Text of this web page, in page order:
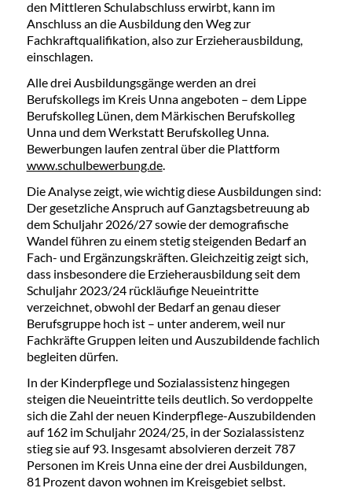
den Mittleren Schulabschluss erwirbt, kann im
Anschluss an die Ausbildung den Weg zur
Fachkraftqualifikation, also zur Erzieherausbildung,
einschlagen.
Alle drei Ausbildungsgänge werden an drei
Berufskollegs im Kreis Unna angeboten – dem Lippe
Berufskolleg Lünen, dem Märkischen Berufskolleg
Unna und dem Werkstatt Berufskolleg Unna.
Bewerbungen laufen zentral über die Plattform
www.schulbewerbung.de.
Die Analyse zeigt, wie wichtig diese Ausbildungen sind:
Der gesetzliche Anspruch auf Ganztagsbetreuung ab
dem Schuljahr 2026/27 sowie der demografische
Wandel führen zu einem stetig steigenden Bedarf an
Fach- und Ergänzungskräften. Gleichzeitig zeigt sich,
dass insbesondere die Erzieherausbildung seit dem
Schuljahr 2023/24 rückläufige Neueintritte
verzeichnet, obwohl der Bedarf an genau dieser
Berufsgruppe hoch ist – unter anderem, weil nur
Fachkräfte Gruppen leiten und Auszubildende fachlich
begleiten dürfen.
In der Kinderpflege und Sozialassistenz hingegen
steigen die Neueintritte teils deutlich. So verdoppelte
sich die Zahl der neuen Kinderpflege-Auszubildenden
auf 162 im Schuljahr 2024/25, in der Sozialassistenz
stieg sie auf 93. Insgesamt absolvieren derzeit 787
Personen im Kreis Unna eine der drei Ausbildungen,
81 Prozent davon wohnen im Kreisgebiet selbst.